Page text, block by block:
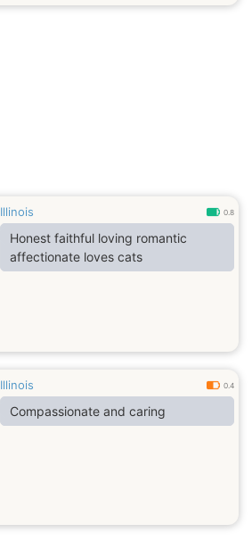
Illinois 0.8
Honest faithful loving romantic
affectionate loves cats
Illinois 0.4
Compassionate and caring